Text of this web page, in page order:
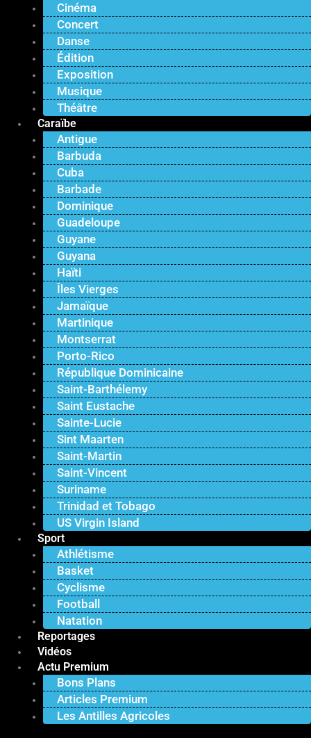
Cinéma
Concert
Danse
Édition
Exposition
Musique
Théâtre
Caraïbe
Antigue
Barbuda
Cuba
Barbade
Dominique
Guadeloupe
Guyane
Guyana
Haïti
Îles Vierges
Jamaïque
Martinique
Montserrat
Porto-Rico
République Dominicaine
Saint-Barthélemy
Saint Eustache
Sainte-Lucie
Sint Maarten
Saint-Martin
Saint-Vincent
Suriname
Trinidad et Tobago
US Virgin Island
Sport
Athlétisme
Basket
Cyclisme
Football
Natation
Reportages
Vidéos
Actu Premium
Bons Plans
Articles Premium
Les Antilles Agricoles